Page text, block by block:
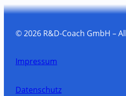
© 2026 R&D-Coach GmbH –
Impressum
Datenschutz